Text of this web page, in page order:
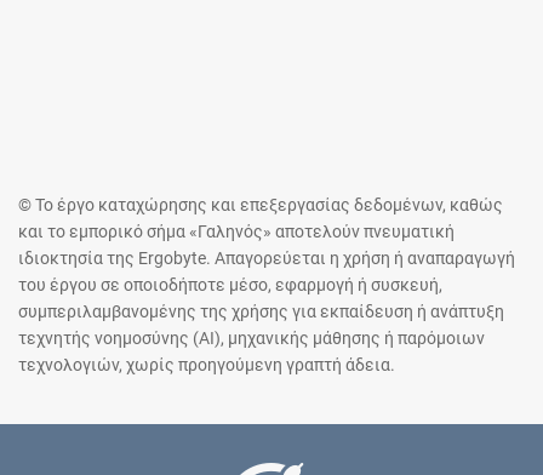
© Το έργο καταχώρησης και επεξεργασίας δεδομένων, καθώς
και το εμπορικό σήμα «Γαληνός» αποτελούν πνευματική
ιδιοκτησία της Ergobyte. Απαγορεύεται η χρήση ή αναπαραγωγή
του έργου σε οποιοδήποτε μέσο, εφαρμογή ή συσκευή,
συμπεριλαμβανομένης της χρήσης για εκπαίδευση ή ανάπτυξη
τεχνητής νοημοσύνης (AI), μηχανικής μάθησης ή παρόμοιων
τεχνολογιών, χωρίς προηγούμενη γραπτή άδεια.